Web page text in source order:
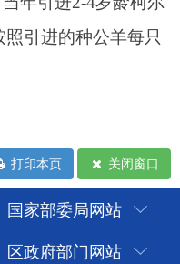
打印本页 关闭窗口
国家部委局网站
区政府部门网站